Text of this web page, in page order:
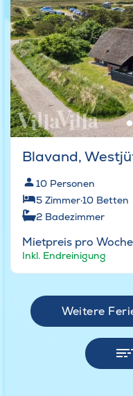
Blavand,
10 Personen
5 Zimmer·10 Betten
2 Badezimmer
Mietpreis pro
Inkl. Endreinigung
Weitere